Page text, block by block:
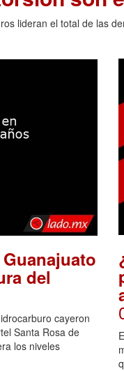
lideran el total de las
del
cayeron
Santa Rosa de
los niveles